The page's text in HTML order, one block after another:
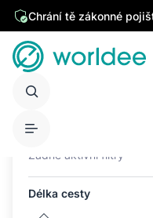
Chrání tě zákonné
Žádné aktivní filtry
Délka cesty